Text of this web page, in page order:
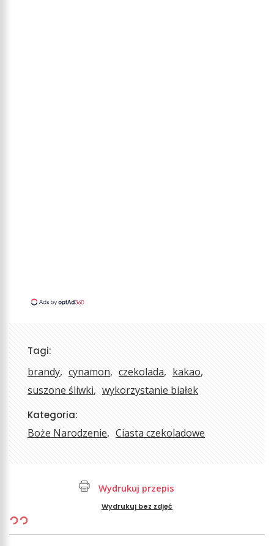
Tagi:
brandy cynamon czekolada
kakao
suszone śliwki
wykorzystanie białek
Kategoria:
Boże Narodzenie Ciasta czekoladowe
Wydrukuj przepis
Wydrukuj bez zdjęć